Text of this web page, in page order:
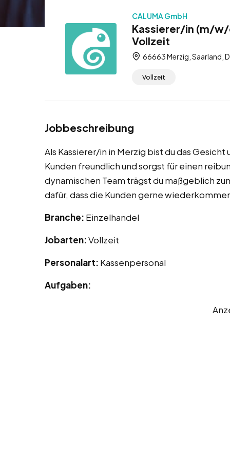
CALUMA GmbH
Kassierer/in (m/w/
Vollzeit
66663 Merzig, Saarland,
Vollzeit
Jobbeschreibung
Als Kassierer/in in Merzig bist du das
Kunden freundlich und sorgst für einen
dynamischen Team trägst du maßgeblich
dafür, dass die Kunden gerne
Branche: Einzelhandel
Jobarten:Vollzeit
Personalart: Kassenpersonal
Aufgaben: